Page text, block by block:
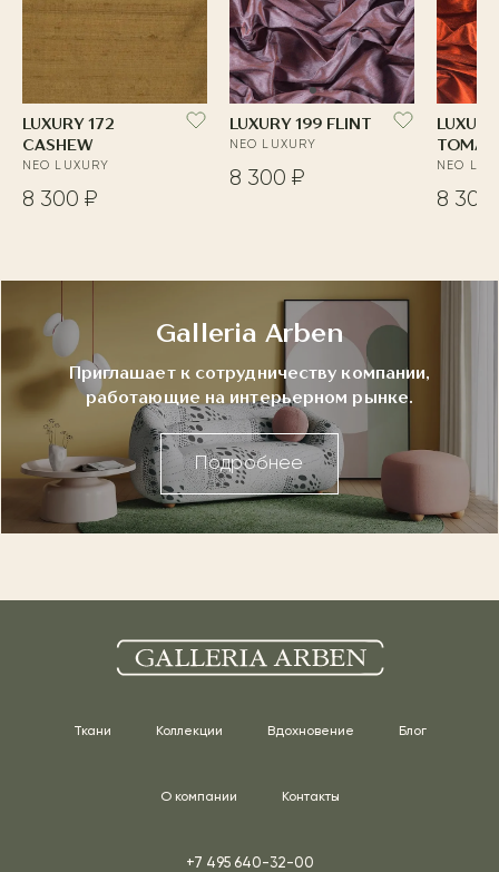
LUXURY 172
CASHEW
NEO LUXURY
8 300 ₽
LUXURY 199 FLINT
NEO LUXURY
8 300 ₽
NEO
8 300
Galleria Arben
Приглашает к сотрудничеству компании,
работающие на интерьерном рынке.
Подробнее
Ткани Коллекции Вдохновение Блог
О компании Контакты
+7 495 640-32-00